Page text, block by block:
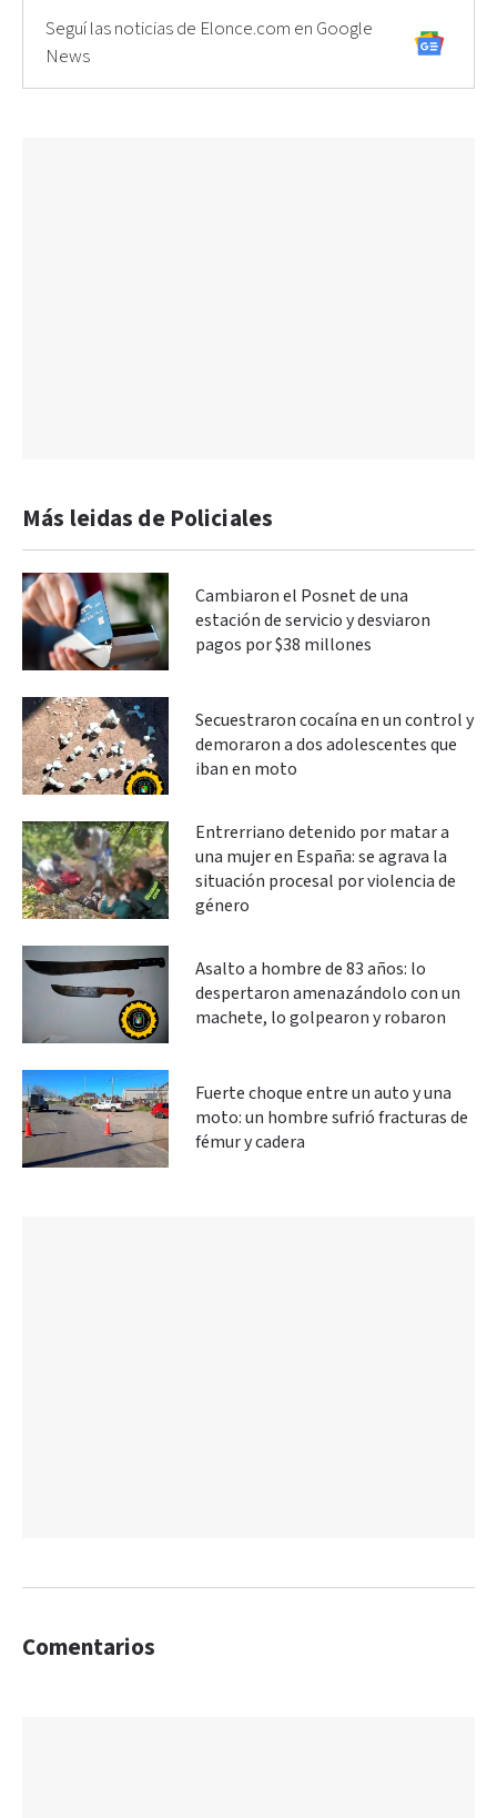
Seguí las noticias de Elonce.com en Google
News
Más leidas de Policiales
Cambiaron el Posnet de una
estación de servicio y desviaron
pagos por $38 millones
Secuestraron cocaína en un control y
demoraron a dos adolescentes que
iban en moto
Entrerriano detenido por matar a
una mujer en España: se agrava la
situación procesal por violencia de
género
Asalto a hombre de 83 años: lo
despertaron amenazándolo con un
machete, lo golpearon y robaron
Fuerte choque entre un auto y una
moto: un hombre sufrió fracturas de
fémur y cadera
Comentarios